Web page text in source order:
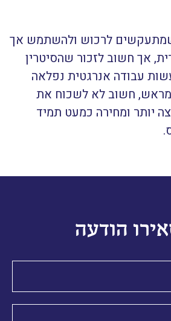
שמתעקשים לרכוש ולהשתמש אך
אך חשוב לזכור שהסיטרין
עבודה אנרגטית נפלאה
מראש, חשוב לא לשכוח את
יותר ומחירה כמעט תמיד
הודעה